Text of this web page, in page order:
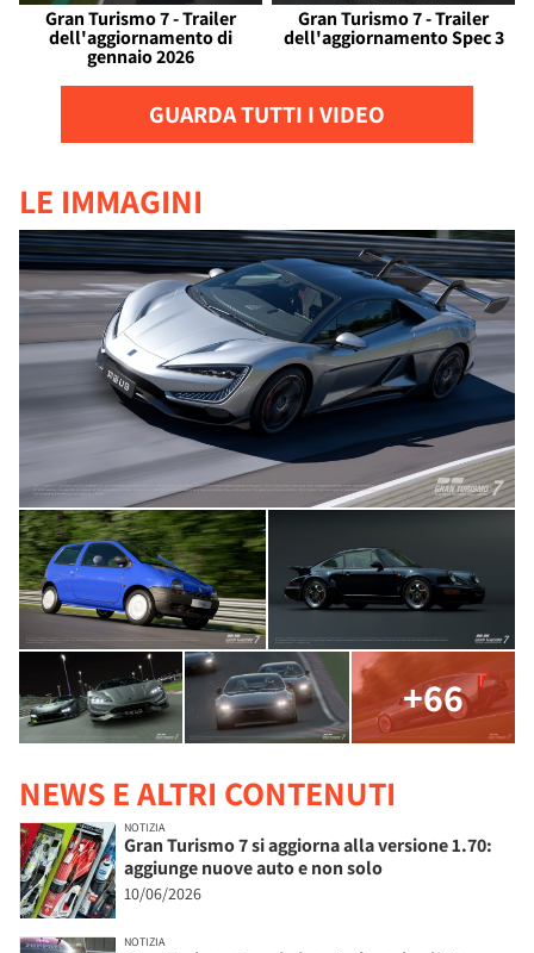
Gran Turismo 7 - Trailer
dell'aggiornamento di
gennaio 2026
Gran Turismo 7 - Trailer
dell'aggiornamento Spec 3
GUARDA TUTTI I VIDEO
LE IMMAGINI
+66
NEWS E ALTRI CONTENUTI
NOTIZIA
Gran Turismo 7 si aggiorna alla versione 1.70:
aggiunge nuove auto e non solo
10/06/2026
NOTIZIA